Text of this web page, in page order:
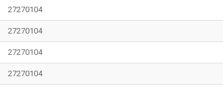
27270104
27270104
27270104
27270104